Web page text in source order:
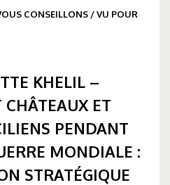
CONSEILLONS /VU POUR
KHELIL –
CHÂTEAUX ET
PENDANT
MONDIALE :
STRATÉGIQUE